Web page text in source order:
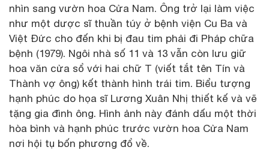
nhìn sang vườn hoa Cửa Nam. Ông trở lại làm việc
như một dược sĩ thuần túy ở bệnh viện Cu Ba và
Việt Đức cho đến khi bị đau tim phải đi Pháp chữa
bệnh (1979). Ngôi nhà số 11 và 13 vẫn còn lưu giữ
hoa văn cửa sổ với hai chữ T (viết tắt tên Tín và
Thành vợ ông) kết thành hình trái tim. Biểu tượng
hạnh phúc do họa sĩ Lương Xuân Nhị thiết kế và vẽ
tặng gia đình ông. Hình ảnh này đánh dấu một thời
hòa bình và hạnh phúc trước vườn hoa Cửa Nam
nơi hội tụ bốn phương đổ về.